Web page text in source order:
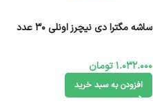
ساشه مگترا دی نیچرز اونلی 30 عدد
1.032.000تومان
افزودن به سبد خرید